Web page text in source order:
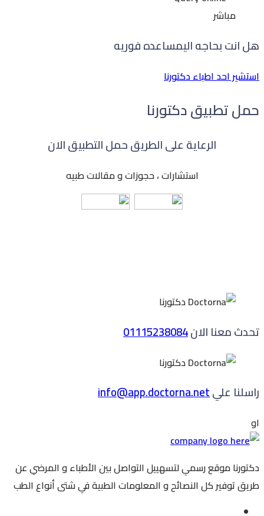
مباشر
هل انت بحاجه اليمساعده فوريه
استشير احد اطباء دكتورنا
حمل تطبيق دكتورنا
الرعاية على الطريق حمل التطبيق الان
استشارات ، حجوزات و مقالات طبيه
تحدث معنا الان01115238084
راسلنا عليinfo@app.doctorna.net
او
دكتورنا موقع رسمي لتسهييل التواصل بين الأطباء و المرضي عن
طريق توفير كل النصائح و المعلومات الطبية في شتى أنواع الطب